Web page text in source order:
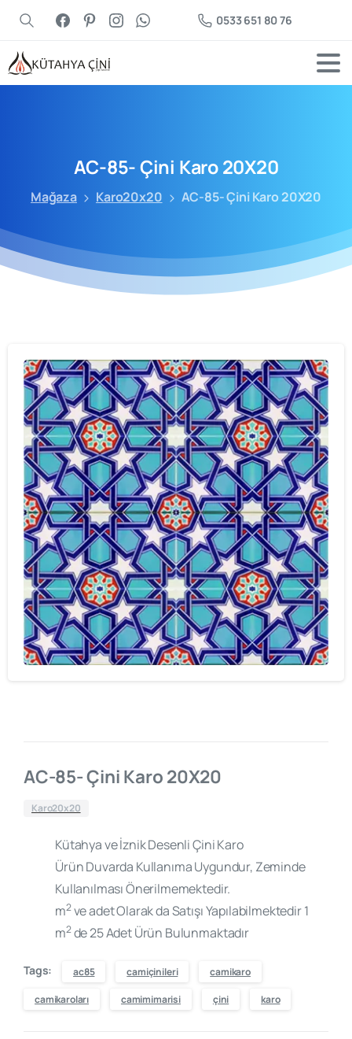
0533 651 80 76
AC-85-Çini Karo20X20
Mağaza Karo20x20 AC-85- Çini Karo 20X20
AC-85- Çini Karo 20X20
Karo20x20
Kütahya ve İznik Desenli Çini Karo
Ürün Duvarda Kullanıma Uygundur, Zeminde
Kullanılması Önerilmemektedir.
m2ve adet Olarak da Satışı Yapılabilmektedir 1
m2de 25 Adet Ürün Bulunmaktadır
Tags: ac85 camiçinileri camikaro
camikaroları camimimarisi çini karo